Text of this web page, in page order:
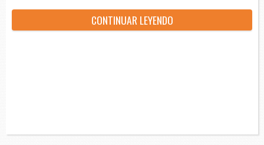
CON­TI­NUAR LEYENDO